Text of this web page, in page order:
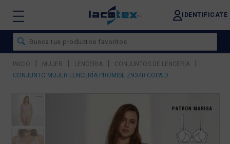
IDENTIFICATE
INICIO | MUJER | LENCERIA | CONJUNTOS DE LENCERÍA |
CONJUNTO MUJER LENCERÍA PROMISE Z9340 COPA D